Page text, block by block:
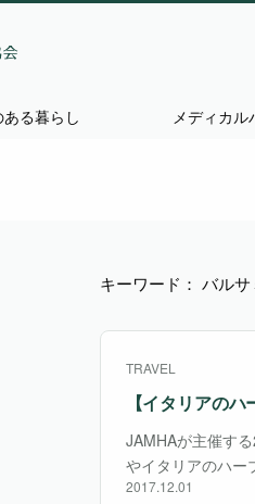
る暮らし メディカル
キーワード： バルサ
TRAVEL
【イタリアの
JAMHAが主催す
やイタリアのハー
2017.12.01